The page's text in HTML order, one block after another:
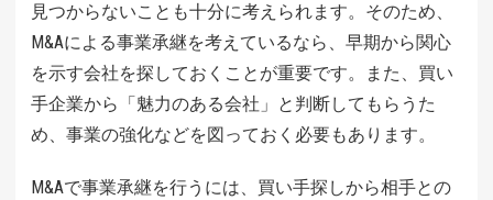
見つからないことも十分に考えられます。そのため、
M&Aによる事業承継を考えているなら、早期から関心
を示す会社を探しておくことが重要です。また、買い
手企業から「魅力のある会社」と判断してもらうた
め、事業の強化などを図っておく必要もあります。
M&Aで事業承継を行うには、買い手探しから相手との